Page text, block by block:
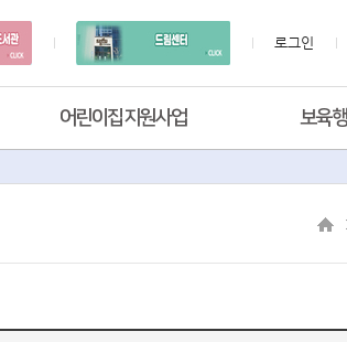
로그인
어린이집지원사업 보육